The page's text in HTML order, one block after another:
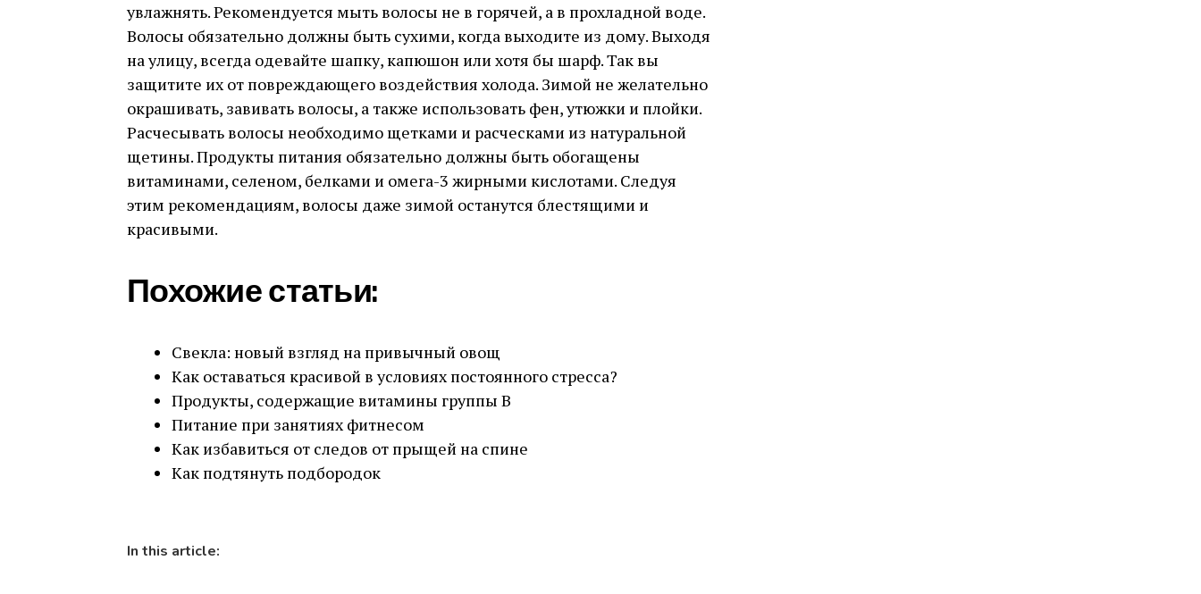
увлажнять. Рекомендуется мыть волосы не в горячей, а в прохладной воде.
Волосы обязательно должны быть сухими, когда выходите из дому. Выходя
на улицу, всегда одевайте шапку, капюшон или хотя бы шарф. Так вы
защитите их от повреждающего воздействия холода. Зимой не желательно
окрашивать, завивать волосы, а также использовать фен, утюжки и плойки.
Расчесывать волосы необходимо щетками и расческами из натуральной
щетины. Продукты питания обязательно должны быть обогащены
витаминами, селеном, белками и омега-3 жирными кислотами. Следуя
этим рекомендациям, волосы даже зимой останутся блестящими и
красивыми.
Похожие статьи:
Свекла: новый взгляд на привычный овощ
Как оставаться красивой в условиях постоянного стресса?
Продукты, содержащие витамины группы В
Питание при занятиях фитнесом
Как избавиться от следов от прыщей на спине
Как подтянуть подбородок
In this article: